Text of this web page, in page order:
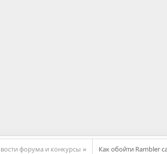
форума и конкурсы » Как обойти Rambler